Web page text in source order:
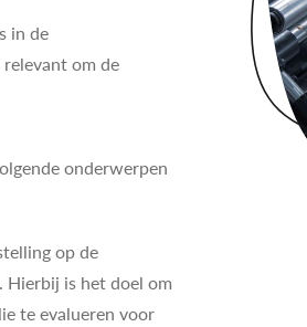
in de
om de
onderwerpen
op de
Hierbij is het doel om
te evalueren voor